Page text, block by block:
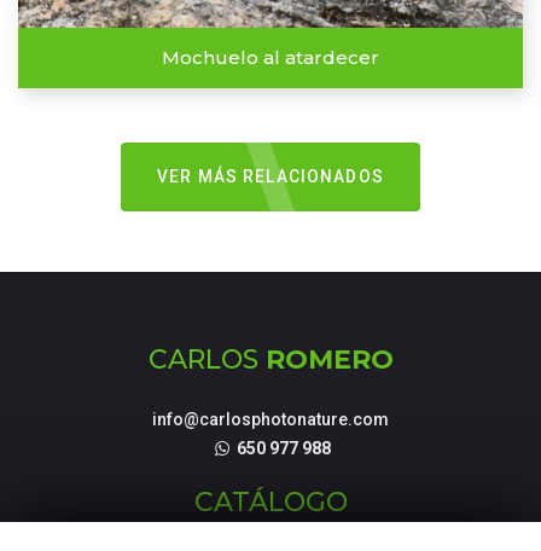
Mochuelo al atardecer
VER MÁS RELACIONADOS
CARLOS ROMERO
info@carlosphotonature.com
650 977 988
CATÁLOGO